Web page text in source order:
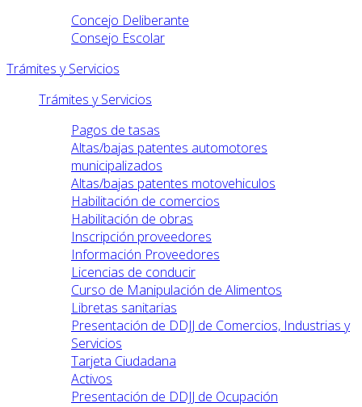
Concejo Deliberante
Consejo Escolar
Trámites y Servicios
Trámites y Servicios
Pagos de tasas
Altas/bajas patentes automotores
municipalizados
Altas/bajas patentes motovehiculos
Habilitación de comercios
Habilitación de obras
Inscripción proveedores
Información Proveedores
Licencias de conducir
Curso de Manipulación de Alimentos
Libretas sanitarias
Presentación de DDJJ de Comercios, Industrias y
Servicios
Tarjeta Ciudadana
Activos
Presentación de DDJJ de Ocupación